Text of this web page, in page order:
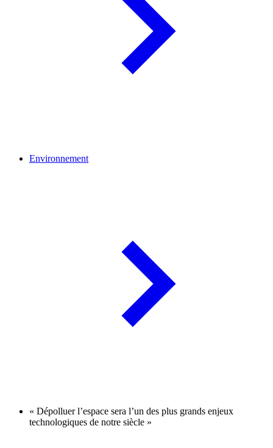
Environnement
« Dépolluer l’espace sera l’un des plus grands enjeux
technologiques de notre siècle »